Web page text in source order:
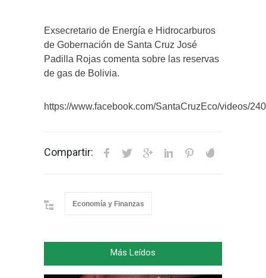
Exsecretario de Energía e Hidrocarburos
de Gobernación de Santa Cruz José
Padilla Rojas comenta sobre las reservas
de gas de Bolivia.
https://www.facebook.com/SantaCruzEco/videos/
Compartir:
Economía y Finanzas
Más Leídos